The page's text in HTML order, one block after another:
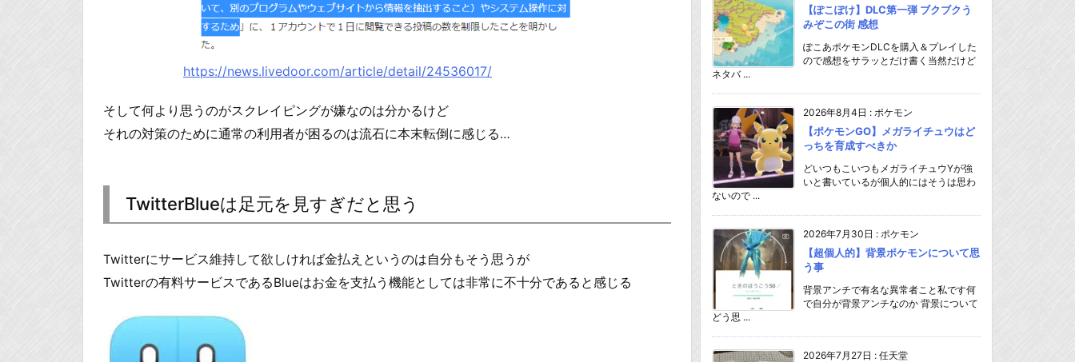
https://news.livedoor.com/article/detail/24536017/
そして何より思うのがスクレイピングが嫌なのは分かるけど
それの対策のために通常の利用者が困るのは流石に本末転倒に感じる…
TwitterBlueは足元を見すぎだと思う
Twitterにサービス維持して欲しければ金払えというのは自分もそう思うが
Twitterの有料サービスであるBlueはお金を支払う機能としては非常に不十分であると感じる
【ぽこぽけ】DLC第一弾 ブクブクう
みぞこの街 感想
ぽこあポケモンDLCを購入＆プレイした
ので感想をサラッとだけ書く当然だけど
ネタバ ...
2026年8月4日 : ポケモン
【ポケモンGO】メガライチュウはど
っちを育成すべきか
どいつもこいつもメガライチュウYが強
いと書いているが個人的にはそうは思わ
ないので ...
2026年7月30日 : ポケモン
【超個人的】背景ポケモンについて思
う事
背景アンチで有名な異常者こと私です何
で自分が背景アンチなのか 背景について
どう思 ...
2026年7月27日 : 任天堂